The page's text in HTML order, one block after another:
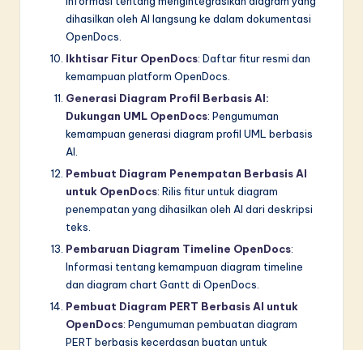
dihasilkan oleh AI langsung ke dalam dokumentasi
OpenDocs.
Ikhtisar Fitur OpenDocs: Daftar fitur resmi dan
kemampuan platform OpenDocs.
Generasi Diagram Profil Berbasis AI:
Dukungan UML OpenDocs: Pengumuman
kemampuan generasi diagram profil UML berbasis
AI.
Pembuat Diagram Penempatan Berbasis AI
untuk OpenDocs: Rilis fitur untuk diagram
penempatan yang dihasilkan oleh AI dari deskripsi
teks.
Pembaruan Diagram Timeline OpenDocs:
Informasi tentang kemampuan diagram timeline
dan diagram chart Gantt di OpenDocs.
Pembuat Diagram PERT Berbasis AI untuk
OpenDocs: Pengumuman pembuatan diagram
PERT berbasis kecerdasan buatan untuk